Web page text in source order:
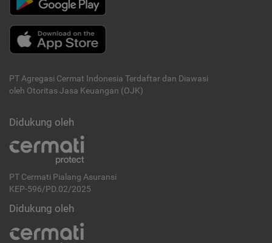
PT Agregasi Cermat Indonesia Terdaftar dan Diawasi
oleh Otoritas Jasa Keuangan (OJK)
Didukung oleh
PT Cermati Pialang Asuransi
KEP-596/PD.02/2025
Didukung oleh